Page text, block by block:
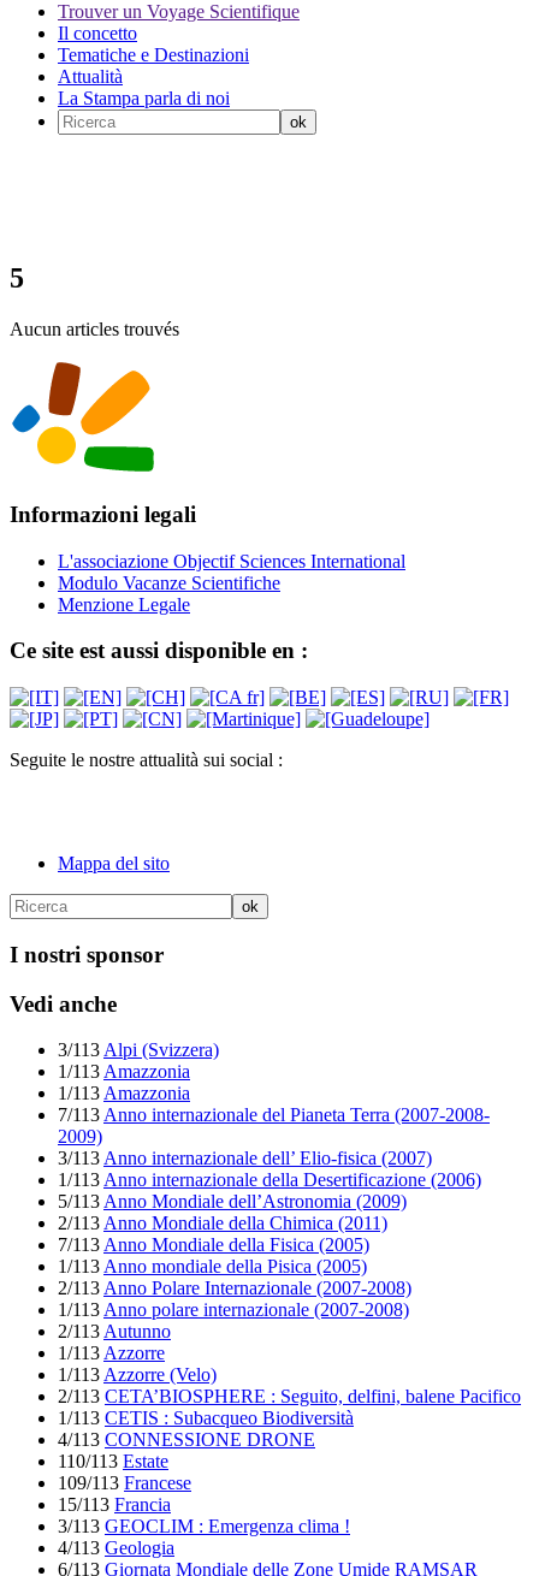
Trouver un Voyage Scientifique
Il concetto
Tematiche e Destinazioni
Attualità
La Stampa parla di noi
5
Aucun articles trouvés
Informazioni legali
L'associazione Objectif Sciences International
Modulo Vacanze Scientifiche
Menzione Legale
Ce site est aussi disponible en :
Seguite le nostre attualità sui social :
Mappa del sito
I nostri sponsor
Vedi anche
3/113 Alpi (Svizzera)
1/113 Amazzonia
1/113 Amazzonia
7/113 Anno internazionale del Pianeta Terra (2007-2008-
2009)
3/113 Anno internazionale dell’ Elio-fisica (2007)
1/113 Anno internazionale della Desertificazione (2006)
5/113 Anno Mondiale dell’Astronomia (2009)
2/113 Anno Mondiale della Chimica (2011)
7/113 Anno Mondiale della Fisica (2005)
1/113 Anno mondiale della Pisica (2005)
2/113 Anno Polare Internazionale (2007-2008)
1/113 Anno polare internazionale (2007-2008)
2/113 Autunno
1/113 Azzorre
1/113 Azzorre (Velo)
2/113 CETA’BIOSPHERE : Seguito, delfini, balene Pacifico
1/113 CETIS : Subacqueo Biodiversità
4/113 CONNESSIONE DRONE
110/113 Estate
109/113 Francese
15/113 Francia
3/113 GEOCLIM : Emergenza clima !
4/113 Geologia
6/113 Giornata Mondiale delle Zone Umide RAMSAR